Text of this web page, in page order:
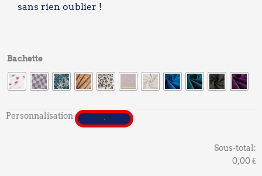
sans rien oublier !
Bachette
Personnalisation
Sous-total:
0,00 €
quantité
Le
bowling
S